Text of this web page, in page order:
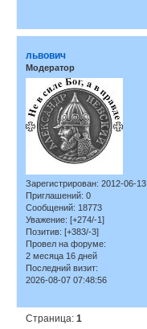
львович
Модератор
Зарегистрирован: 2012-06-13
Приглашений: 0
Сообщений: 18773
Уважение: [+274/-1]
Позитив: [+383/-3]
Провел на форуме:
2 месяца 16 дней
Последний визит:
2026-08-07 07:48:56
Страница:1